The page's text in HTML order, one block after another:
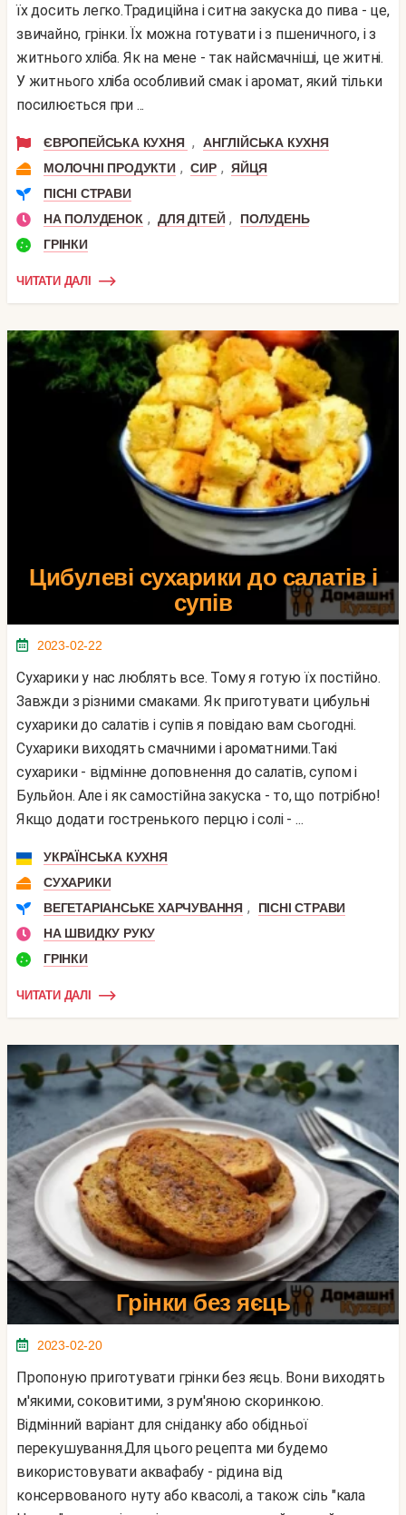
їх досить легко.Традиційна і ситна закуска до пива - це,
звичайно, грінки. Їх можна готувати і з пшеничного, і з
житнього хліба. Як на мене - так найсмачніші, це житні.
У житнього хліба особливий смак і аромат, який тільки
посилюється при ...
ЄВРОПЕЙСЬКА КУХНЯ ,
АНГЛІЙСЬКА КУХНЯ
МОЛОЧНІ ПРОДУКТИ , СИР , ЯЙЦЯ
ПІСНІ СТРАВИ
НА ПОЛУДЕНОК , ДЛЯ ДІТЕЙ ,
ПОЛУДЕНЬ
ГРІНКИ
ЧИТАТИ ДАЛІ
Цибулеві сухарики до салатів і
супів
2023-02-22
Сухарики у нас люблять все. Тому я готую їх постійно.
Завжди з різними смаками. Як приготувати цибульні
сухарики до салатів і супів я повідаю вам сьогодні.
Сухарики виходять смачними і ароматними.Такі
сухарики - відмінне доповнення до салатів, супом і
Бульйон. Але і як самостійна закуска - то, що потрібно!
Якщо додати гостренького перцю і солі - ...
УКРАЇНСЬКА КУХНЯ
СУХАРИКИ
ВЕГЕТАРІАНСЬКЕ ХАРЧУВАННЯ ,
ПІСНІ СТРАВИ
НА ШВИДКУ РУКУ
ГРІНКИ
ЧИТАТИ ДАЛІ
Грінки без яєць
2023-02-20
Пропоную приготувати грінки без яєць. Вони виходять
м'якими, соковитими, з рум'яною скоринкою.
Відмінний варіант для сніданку або обідньої
перекушування.Для цього рецепта ми будемо
використовувати аквафабу - рідина від
консервованого нуту або квасолі, а також сіль "кала